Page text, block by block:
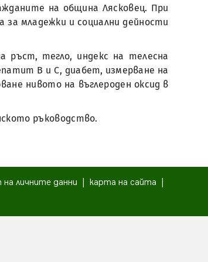
на община Лясковец. При
младежки и социални дейности
ръст, тегло, индекс на телесна
В и С, диабет, измерване на
нивото на въглероден оксид в
ръководство.
личните данни карта на сайта